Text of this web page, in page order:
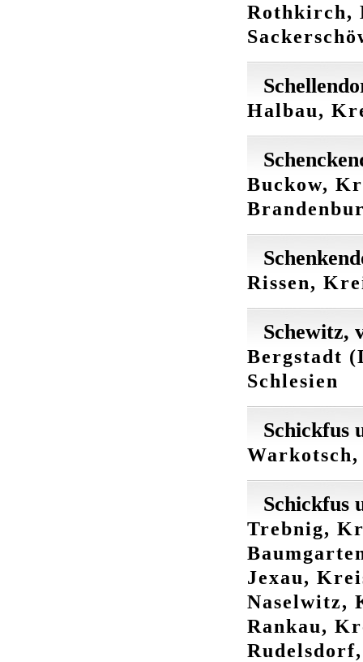
Rothkirch,
Halbau,
Buckow,
Rissen,
Schewitz,
Bergstadt
Schlesien
Schickfus
Schickfus
Trebnig,
Jexau,
Naselwitz,
Rankau,